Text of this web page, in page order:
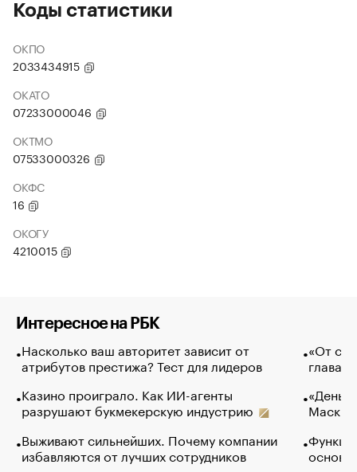
Коды статистики
ОКПО
2033434915
ОКАТО
07233000046
ОКТМО
07533000326
ОКФС
16
ОКОГУ
4210015
Интересное на РБК
Насколько ваш авторитет зависит от
атрибутов престижа? Тест для лидеров
Казино проиграло. Как ИИ-агенты
разрушают букмекерскую индустрию
Выживают сильнейших. Почему компании
избавляются от лучших сотрудников
«От
глава
Маск в
основ